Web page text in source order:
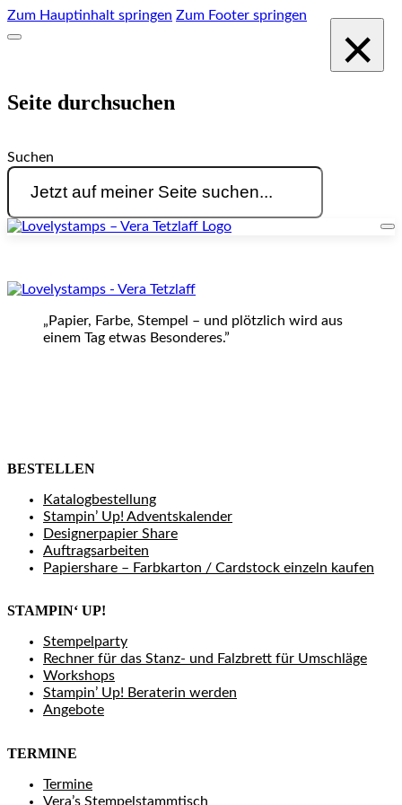
Zum Hauptinhalt springen Zum Footer springen
Seite durchsuchen
Suchen
×
„Papier, Farbe, Stempel – und plötzlich wird aus
einem Tag etwas Besonderes.”
BESTELLEN
Katalogbestellung
Stampin’ Up! Adventskalender
Designerpapier Share
Auftragsarbeiten
Papiershare – Farbkarton / Cardstock einzeln kaufen
STAMPIN‘ UP!
Stempelparty
Rechner für das Stanz- und Falzbrett für Umschläge
Workshops
Stampin’ Up! Beraterin werden
Angebote
TERMINE
Termine
Vera’s Stempelstammtisch